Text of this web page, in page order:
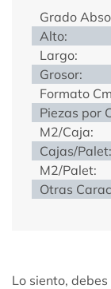
Grado
Alto:
Largo:
Grosor:
Formato
Piezas por
M2/Caja:
Cajas/Palet:
M2/Palet:
Otras
Lo siento,